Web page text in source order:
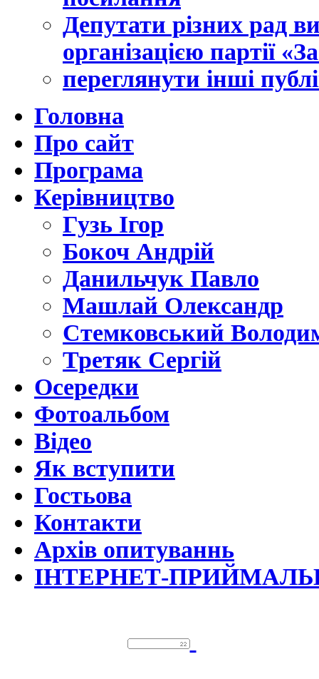
Депутати різних рад
організацією партії
переглянути інші
Головна
Про сайт
Програма
Керівництво
Гузь Ігор
Бокоч Андрій
Данильчук Павло
Машлай Олександр
Стемковський
Третяк Сергій
Осередки
Фотоальбом
Відео
Як вступити
Гостьова
Контакти
Архів опитуваннь
ІНТЕРНЕТ-